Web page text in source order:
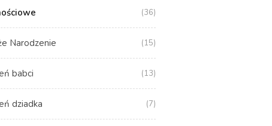
(36)
Narodzenie (15)
babci (13)
dziadka (7)